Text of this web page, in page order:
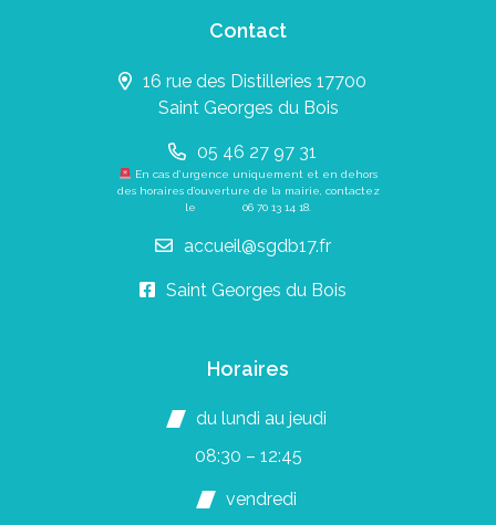
Contact
16 rue des Distilleries 17700
Saint Georges du Bois
05 46 27 97 31
En cas d’urgence uniquement et en dehors
des horaires d’ouverture de la mairie, contactez
le 06 70 13 14 18.
accueil@sgdb17.fr
Saint Georges du Bois
Horaires
du lundi au jeudi
08:30 – 12:45
vendredi